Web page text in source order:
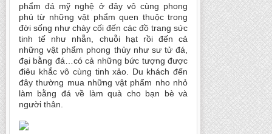
phẩm đá mỹ nghệ ở đây vô cùng phong
phú từ những vật phẩm quen thuộc trong
đời sống như chày cối đến các đồ trang sức
tinh tế như nhẫn, chuỗi hạt rồi đến cả
những vật phẩm phong thủy như sư tử đá,
đại bằng đá…có cả những bức tượng được
điêu khắc vô cùng tinh xảo. Du khách đến
đây thường mua những vật phẩm nho nhỏ
làm bằng đá về làm quà cho bạn bè và
người thân.